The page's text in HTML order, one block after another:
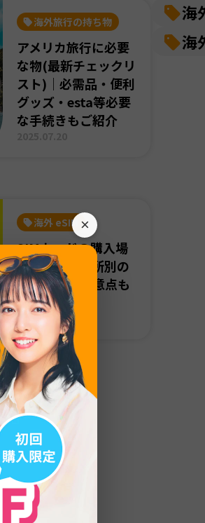
海外旅行の持ち物
アメリカ旅行に必要
な物(最新チェックリ
スト)｜必需品・便利
グッズ・esta等必要
な手続きもご紹介
海外 eSIM
SIMカードの購入場
所はどこ？場所別の
購入方法や注意点も
解説
2025.07.20
海
海
×